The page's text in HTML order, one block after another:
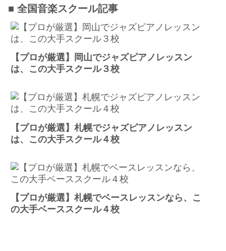
■ 全国音楽スクール記事
【プロが厳選】岡山でジャズピアノレッスン
は、この大手スクール３校
【プロが厳選】札幌でジャズピアノレッスン
は、この大手スクール４校
【プロが厳選】札幌でベースレッスンなら、こ
の大手ベーススクール４校